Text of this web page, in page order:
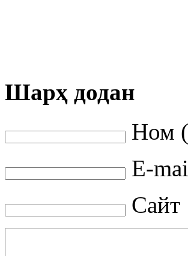
Шарҳ додан
Ном
E-
Сайт